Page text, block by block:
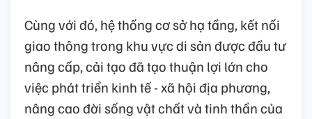
Cùng với đó, hệ thống cơ sở hạ tầng, kết nối
giao thông trong khu vực di sản được đầu tư
nâng cấp, cải tạo đã tạo thuận lợi lớn cho
việc phát triển kinh tế - xã hội địa phương,
nâng cao đời sống vật chất và tinh thần của